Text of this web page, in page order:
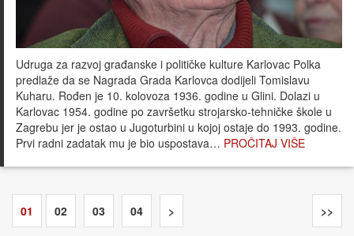
Udruga za razvoj građanske i političke kulture Karlovac Polka
predlaže da se Nagrada Grada Karlovca dodijeli Tomislavu
Kuharu. Rođen je 10. kolovoza 1936. godine u Glini. Dolazi u
Karlovac 1954. godine po završetku strojarsko-tehničke škole u
Zagrebu jer je ostao u Jugoturbini u kojoj ostaje do 1993. godine.
Prvi radni zadatak mu je bio uspostava… PROČITAJ VIŠE
01 02 03 04 > >>